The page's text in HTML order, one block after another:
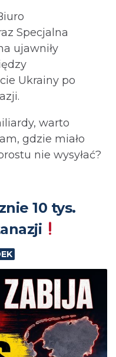
Specjalna
ujawniły
Ukrainy po
warto
gdzie miało
nie wysyłać?⁩
10 tys.